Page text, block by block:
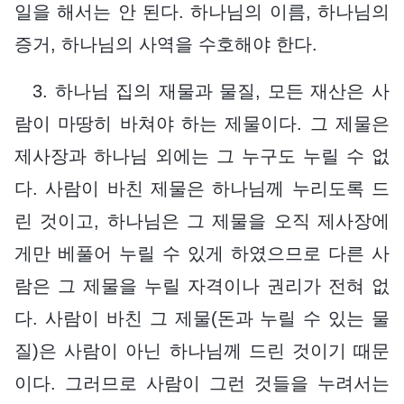
일을 해서는 안 된다. 하나님의 이름, 하나님의
증거, 하나님의 사역을 수호해야 한다.
3. 하나님 집의 재물과 물질, 모든 재산은 사
람이 마땅히 바쳐야 하는 제물이다. 그 제물은
제사장과 하나님 외에는 그 누구도 누릴 수 없
다. 사람이 바친 제물은 하나님께 누리도록 드
린 것이고, 하나님은 그 제물을 오직 제사장에
게만 베풀어 누릴 수 있게 하였으므로 다른 사
람은 그 제물을 누릴 자격이나 권리가 전혀 없
다. 사람이 바친 그 제물(돈과 누릴 수 있는 물
질)은 사람이 아닌 하나님께 드린 것이기 때문
이다. 그러므로 사람이 그런 것들을 누려서는